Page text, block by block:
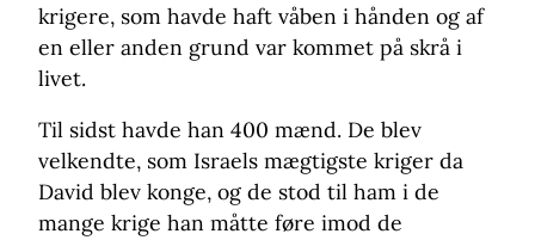
krigere, som havde haft våben i hånden og af
en eller anden grund var kommet på skrå i
livet.
Til sidst havde han 400 mænd. De blev
velkendte, som Israels mægtigste kriger da
David blev konge, og de stod til ham i de
mange krige han måtte føre imod de